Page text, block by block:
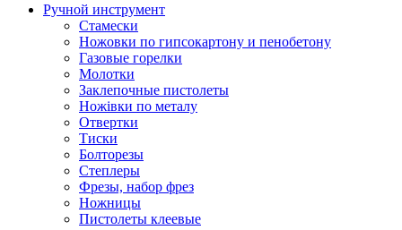
Ручной инструмент
Стамески
Ножовки по гипсокартону и пенобетону
Газовые горелки
Молотки
Заклепочные пистолеты
Ножівки по металу
Отвертки
Тиски
Болторезы
Степлеры
Фрезы, набор фрез
Ножницы
Пистолеты клеевые